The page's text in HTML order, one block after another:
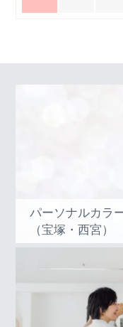
パーソナルカラ
（宝塚・西宮）